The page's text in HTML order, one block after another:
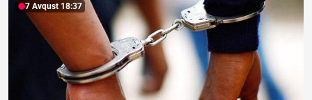
7 Avqust 18:37